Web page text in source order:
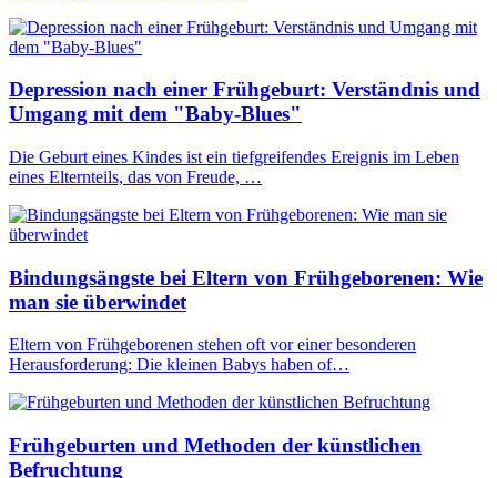
Depression nach einer Frühgeburt: Verständnis und
Umgang mit dem "Baby-Blues"
Die Geburt eines Kindes ist ein tiefgreifendes Ereignis im Leben
eines Elternteils, das von Freude, …
Bindungsängste bei Eltern von Frühgeborenen: Wie
man sie überwindet
Eltern von Frühgeborenen stehen oft vor einer besonderen
Herausforderung: Die kleinen Babys haben of…
Frühgeburten und Methoden der künstlichen
Befruchtung